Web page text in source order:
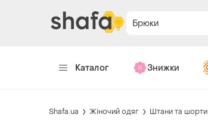
Брюки
Каталог Знижки
Shafa.ua Жіночий одяг Штани та шорти